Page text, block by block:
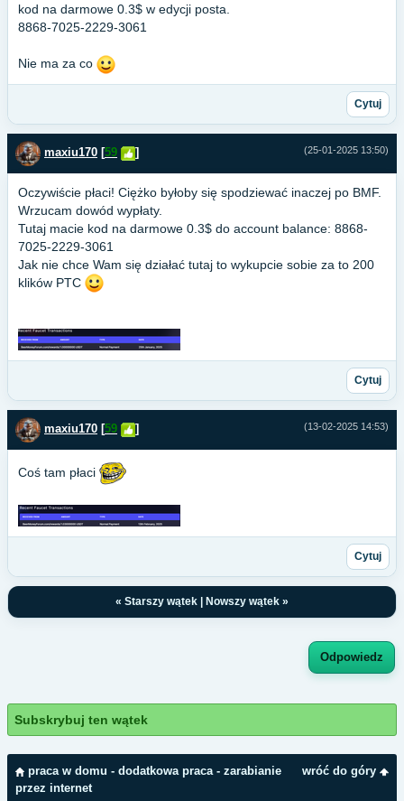
kod na darmowe 0.3$ w edycji posta.
8868-7025-2229-3061
Nie ma za co
Cytuj
(25-01-2025 13:50)
maxiu170 [59 ]
Oczywiście płaci! Ciężko byłoby się spodziewać inaczej po BMF.
Wrzucam dowód wypłaty.
Tutaj macie kod na darmowe 0.3$ do account balance: 8868-
7025-2229-3061
Jak nie chce Wam się działać tutaj to wykupcie sobie za to 200
klików PTC
Cytuj
(13-02-2025 14:53)
maxiu170 [59 ]
Coś tam płaci
Cytuj
« Starszy wątek Nowszy wątek »
Odpowiedz
Subskrybuj ten wątek
wróć do góry
praca w domu - dodatkowa praca - zarabianie
przez internet